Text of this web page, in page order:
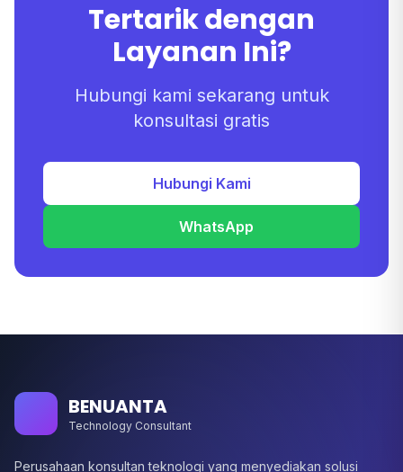
Tertarik dengan
Layanan Ini?
Hubungi kami sekarang untuk
konsultasi gratis
Hubungi Kami
WhatsApp
BENUANTA
Technology Consultant
Perusahaan konsultan teknologi yang menyediakan solusi